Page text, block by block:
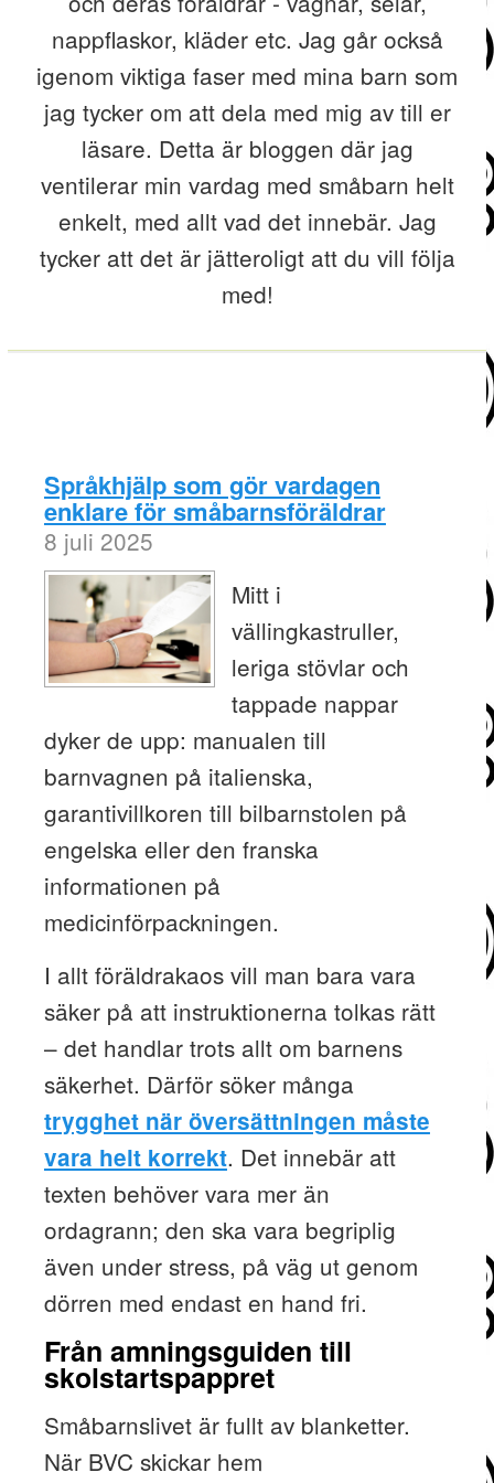
nappflaskor, kläder etc. Jag går också
igenom viktiga faser med mina barn som
jag tycker om att dela med mig av till er
läsare. Detta är bloggen där jag
ventilerar min vardag med småbarn helt
enkelt, med allt vad det innebär. Jag
tycker att det är jätteroligt att du vill följa
med!
Språkhjälp som gör vardagen
enklare för småbarnsföräldrar
8 juli 2025
Mitt i
vällingkastruller,
leriga stövlar och
tappade nappar
dyker de upp: manualen till
barnvagnen på italienska,
garantivillkoren till bilbarnstolen på
engelska eller den franska
informationen på
medicinförpackningen.
I allt föräldrakaos vill man bara vara
säker på att instruktionerna tolkas rätt
– det handlar trots allt om barnens
säkerhet. Därför söker många
trygghet när översättningen måste
vara helt korrekt. Det innebär att
texten behöver vara mer än
ordagrann; den ska vara begriplig
även under stress, på väg ut genom
dörren med endast en hand fri.
Från amningsguiden till
skolstartspappret
Småbarnslivet är fullt av blanketter.
När BVC skickar hem